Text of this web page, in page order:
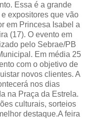
Essa é a grande
expositores que vão
em Princesa Isabel a
(17). O evento em
pelo Sebrae/PB
Em média 25
com o objetivo de
novos clientes. A
nos dias
na Praça da Estrela.
culturais, sorteios
destaque.A feira